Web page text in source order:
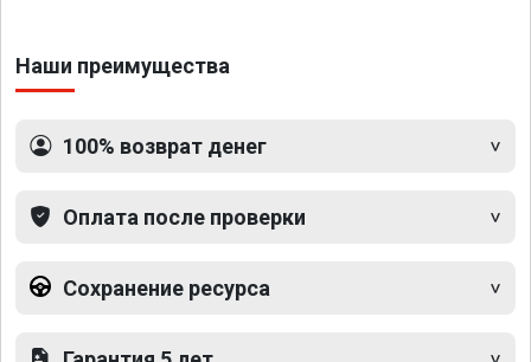
Наши преимущества
100% возврат денег
Оплата после проверки
Сохранение ресурса